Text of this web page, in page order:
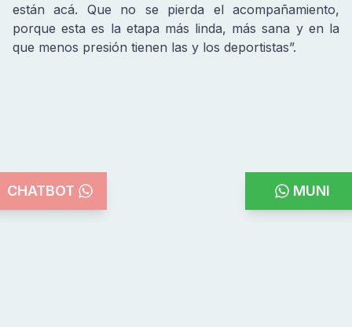
están acá. Que no se pierda el acompañamiento,
porque esta es la etapa más linda, más sana y en la
que menos presión tienen las y los deportistas”.
CHATBOT MUNI